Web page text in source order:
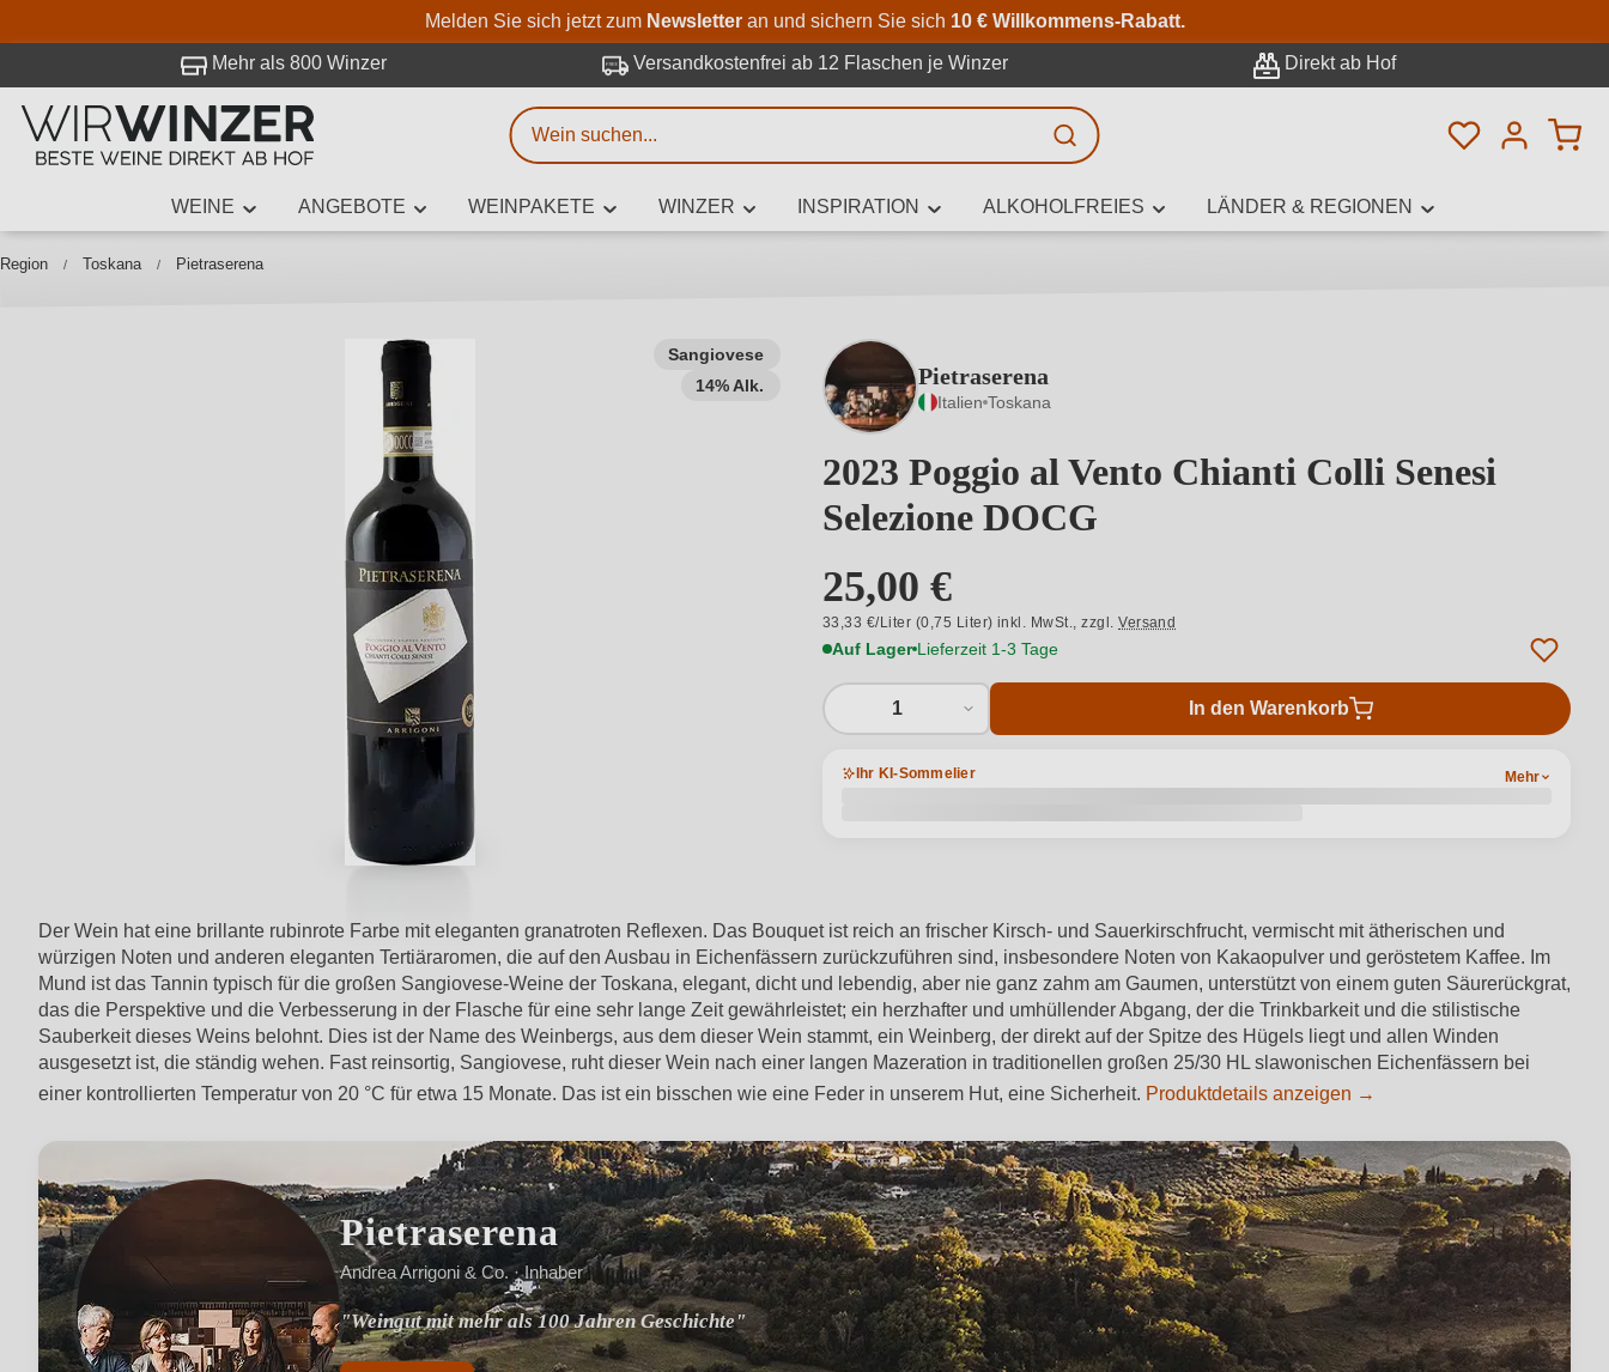
Zum Hauptinhalt springen
Zur Suche springen
Zur Hauptnavigation springen
Melden Sie sich jetzt zum Newsletteran und sichern Sie sich 10 € Willkommens-Rabatt.
Mehr als 800 Winzer Versandkostenfrei ab 12 Flaschen je Winzer Direkt ab Hof
Du hast 0
WEINE ANGEBOTE WEINPAKETE WINZER INSPIRATION ALKOHOLFREIES LÄNDER & REGIONEN
Region Toskana Pietraserena
Sangiovese
14% Alk.
Pietraserena
Italien Toskana
2023 Poggio al Vento Chianti Colli Senesi
Selezione DOCG
25,00 €
33,33 €/Liter (0,75 Liter) inkl. MwSt.,zzgl.Versand
Auf Lager Lieferzeit 1-3 Tage
1 In den Warenkorb
Ihr KI-Sommelier Mehr
Der Wein hat eine brillante rubinrote Farbe mit eleganten granatroten Reflexen. Das Bouquet ist reich an frischer Kirsch- und Sauerkirschfrucht, vermischt mit ätherischen und
würzigen Noten und anderen eleganten Tertiäraromen, die auf den Ausbau in Eichenfässern zurückzuführen sind, insbesondere Noten von Kakaopulver und geröstetem Kaffee. Im
Mund ist das Tannin typisch für die großen Sangiovese-Weine der Toskana, elegant, dicht und lebendig, aber nie ganz zahm am Gaumen, unterstützt von einem guten Säurerückgrat,
das die Perspektive und die Verbesserung in der Flasche für eine sehr lange Zeit gewährleistet; ein herzhafter und umhüllender Abgang, der die Trinkbarkeit und die stilistische
Sauberkeit dieses Weins belohnt. Dies ist der Name des Weinbergs, aus dem dieser Wein stammt, ein Weinberg, der direkt auf der Spitze des Hügels liegt und allen Winden
ausgesetzt ist, die ständig wehen. Fast reinsortig, Sangiovese, ruht dieser Wein nach einer langen Mazeration in traditionellen großen 25/30 HL slawonischen Eichenfässern bei
einer kontrollierten Temperatur von 20 °C für etwa 15 Monate. Das ist ein bisschen wie eine Feder in unserem Hut, eine Sicherheit. Produktdetails anzeigen →
Pietraserena
Andrea Arrigoni & Co. · Inhaber
"Weingut mit mehr als 100 Jahren Geschichte"
"Nachhaltiger Anbau mit einheimischen Trauben"
Weinsuche
Mindestens 3 Zeichen eingeben
Erweiterte Suche
Beschreiben Sie, welchen Wein Sie suchen – ob nach Geschmack, Anlass, Weinnamen,
Rebsorte, Region, Winzer oder anderen Kriterien.
bei WirWinzer.